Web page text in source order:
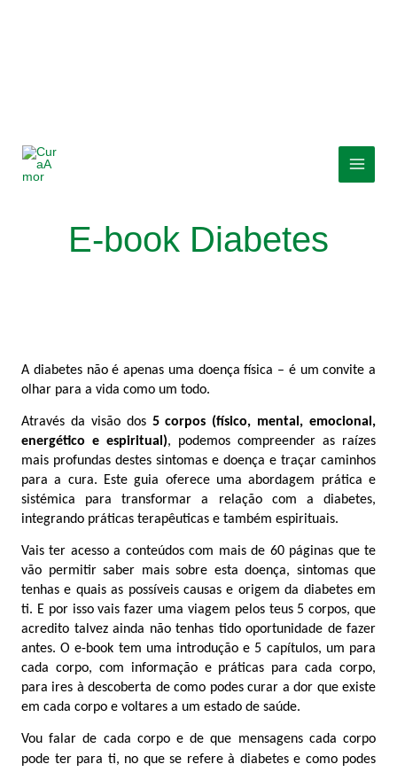
content
E-book Diabetes
A diabetes não é apenas uma doença física – é um convite a
olhar para a vida como um todo.
Através da visão dos 5 corpos (físico, mental, emocional,
energético e espiritual), podemos compreender as raízes
mais profundas destes sintomas e doença e traçar caminhos
para a cura. Este guia oferece uma abordagem prática e
sistémica para transformar a relação com a diabetes,
integrando práticas terapêuticas e também espirituais.
Vais ter acesso a conteúdos com mais de 60 páginas que te
vão permitir saber mais sobre esta doença, sintomas que
tenhas e quais as possíveis causas e origem da diabetes em
ti. E por isso vais fazer uma viagem pelos teus 5 corpos, que
acredito talvez ainda não tenhas tido oportunidade de fazer
antes. O e-book tem uma introdução e 5 capítulos, um para
cada corpo, com informação e práticas para cada corpo,
para ires à descoberta de como podes curar a dor que existe
em cada corpo e voltares a um estado de saúde.
Vou falar de cada corpo e de que mensagens cada corpo
pode ter para ti, no que se refere à diabetes e como podes